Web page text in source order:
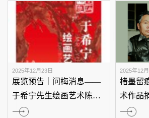
2026年01月04日
山艺美术馆元旦假期参观
指南